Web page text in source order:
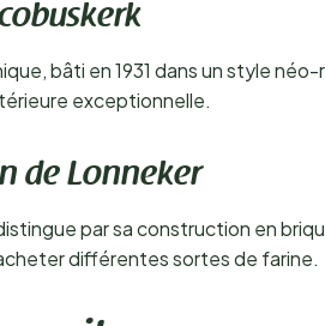
bâti en 1931 dans un style
exceptionnelle.
de Lonneker
par sa construction en
différentes sortes de farine.